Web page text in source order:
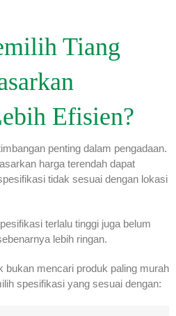
Tiang
Efisien?
penting dalam pengadaan.
harga terendah dapat
tidak sesuai dengan lokasi
terlalu tinggi juga belum
lebih ringan.
bukan mencari produk paling murah
spesifikasi yang sesuai dengan: